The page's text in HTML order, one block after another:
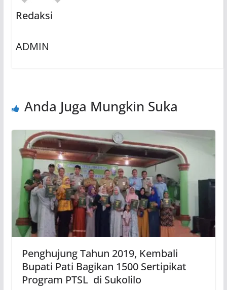
Redaksi
ADMIN
Anda Juga Mungkin Suka
Penghujung Tahun 2019, Kembali
Bupati Pati Bagikan 1500 Sertipikat
Program PTSL di Sukolilo